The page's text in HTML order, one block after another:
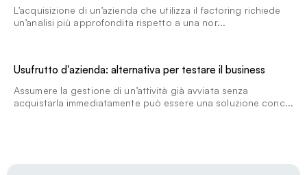
L’acquisizione di un’azienda che utilizza il factoring richiede
un’analisi più approfondita rispetto a una nor...
Usufrutto d'azienda: alternativa per testare il business
Assumere la gestione di un’attività già avviata senza
acquistarla immediatamente può essere una soluzione conc...